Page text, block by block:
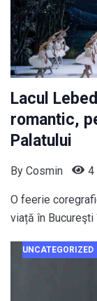
Lacul
romantic,
Palatului
By Cosmin 4
O feerie
viață în Bucureşti
UNCATEGORIZED